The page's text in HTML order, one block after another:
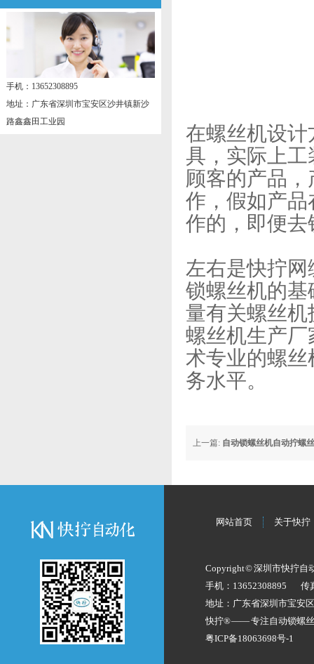
手机：13652308895
地址：广东省深圳市宝安区沙井镇新沙
路鑫鑫田工业园
在螺丝机设
具，实际上
顾客的产品
作，假如产
作的，即便
左右是快拧
锁螺丝机的
量有关螺丝
螺丝机生产
术专业的螺
务水平。
上一篇: 自动锁螺丝机自动拧螺
网站首页 关于快拧
Copyright © 深圳市快拧自
手机：13652308895
传
地址：广东省深圳市宝安
快拧® —— 专注自动锁螺
粤ICP备18063698号-1